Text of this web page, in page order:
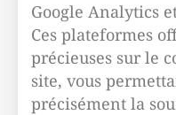
Google Analytics
Ces plateformes
précieuses sur le
site, vous
précisément la